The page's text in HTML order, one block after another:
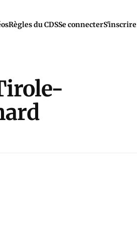
Règles du CDSSe connecterS'inscrire